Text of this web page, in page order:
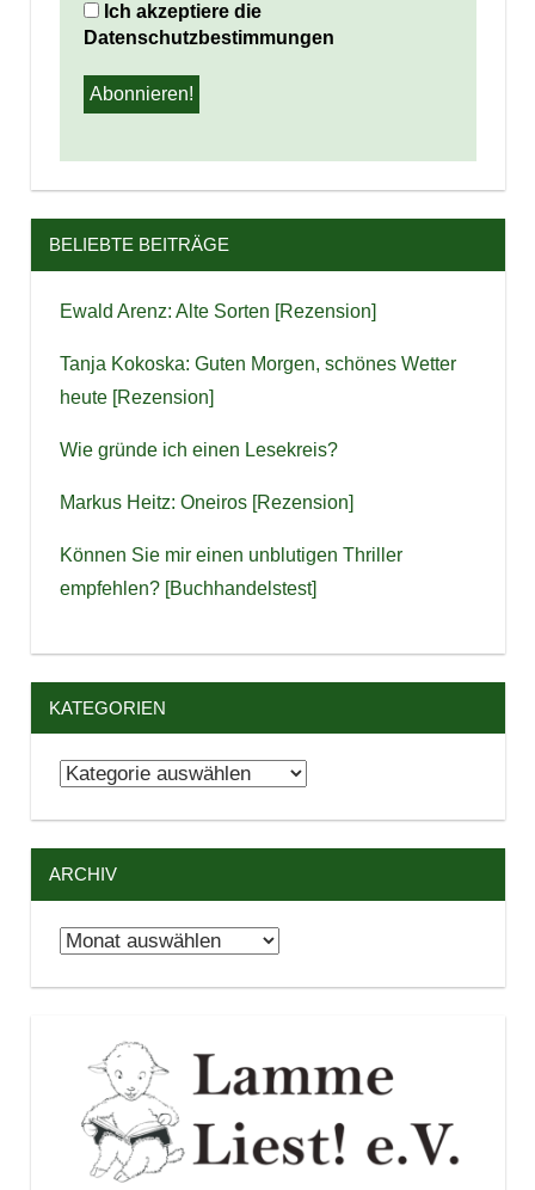
Ich akzeptiere die
Datenschutzbestimmungen
BELIEBTE BEITRÄGE
Ewald Arenz: Alte Sorten [Rezension]
Tanja Kokoska: Guten Morgen, schönes Wetter
heute [Rezension]
Wie gründe ich einen Lesekreis?
Markus Heitz: Oneiros [Rezension]
Können Sie mir einen unblutigen Thriller
empfehlen? [Buchhandelstest]
KATEGORIEN
Kategorien
ARCHIV
Archiv